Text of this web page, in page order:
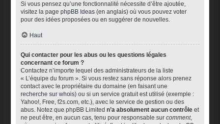
Si vous pensez qu’une fonctionnalité nécessite d’être ajoutée,
visitez la pagephpBB Ideas (en anglais) où vous pouvez voter
pour des idées proposées ou en suggérer de nouvelles.
Haut
Qui contacter pour les abus ou les questions légales
concernant ce forum ?
Contactez n’importe lequel des administrateurs de la liste
« L’équipe du forum ». Si vous restez sans réponse alors prenez
contact avec le propriétaire du domaine (en faisant une
recherche sur whois) ou si un service gratuit est utilisé (exemple :
Yahoo!, Free, f2s.com, etc.), avec le service de gestion ou des
abus. Notez que phpBB Limitedn’a absolument aucun contrôle et
ne peut être, en aucun cas, tenu pour responsable surcomment,